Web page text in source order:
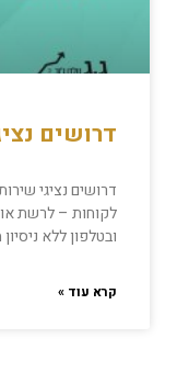
דרושים
דרושים נציגי
לקוחות – לרשת
ובטלפון ללא
קרא עוד »